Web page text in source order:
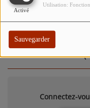
Activé
Utilisation:
Sauvegarder
À découvrir dès
Connectez-